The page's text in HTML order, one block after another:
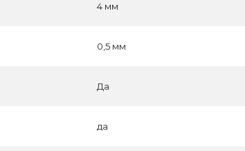
4 мм
0,5 мм
Да
да